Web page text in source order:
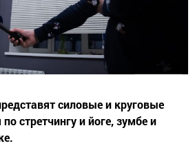
силовые и круговые
стретчингу и йоге, зумбе и